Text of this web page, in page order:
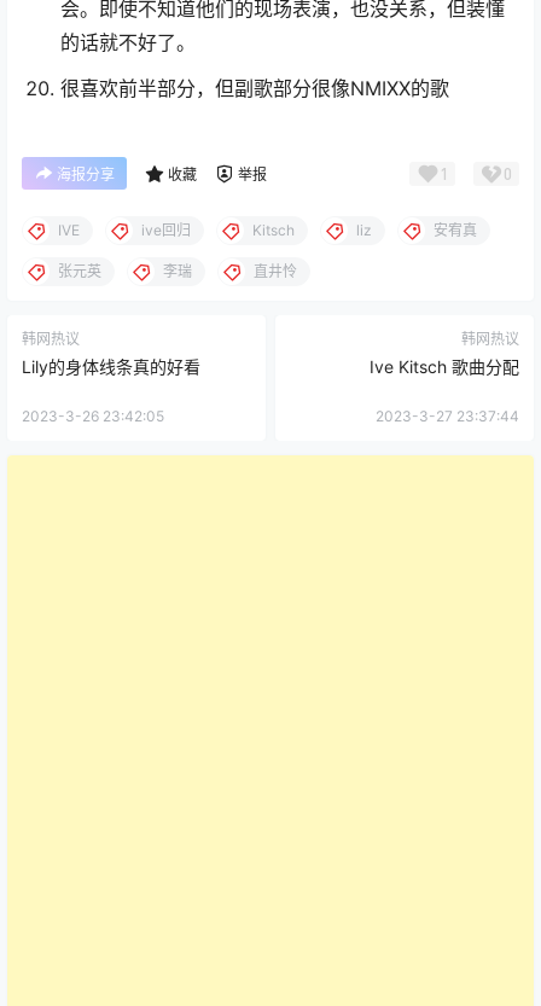
会。即使不知道他们的现场表演，也没关系，但装懂
的话就不好了。
很喜欢前半部分，但副歌部分很像NMIXX的歌
海报分享 收藏 举报 1 0
IVE ive回归 Kitsch liz 安宥真
张元英 李瑞 直井怜
韩网热议
Lily的身体线条真的好看
2023-3-26 23:42:05
韩网热议
Ive Kitsch 歌曲分配
2023-3-27 23:37:44